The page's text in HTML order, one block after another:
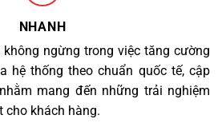
NHANH
ngừng trong việc tăng cường
hệ thống theo chuẩn quốc tế, cập
mang đến những trải nghiệm
cho khách hàng.